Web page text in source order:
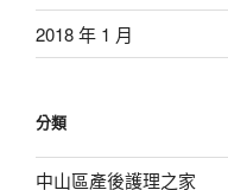
2018 年 1 月
分類
中山區產後護理之家